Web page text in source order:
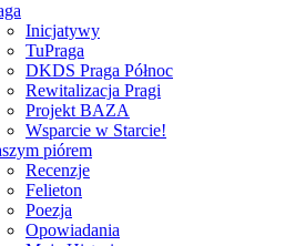
Inicjatywy
TuPraga
DKDS Praga Północ
Rewitalizacja Pragi
Projekt BAZA
Wsparcie w Starcie!
piórem
Recenzje
Felieton
Poezja
Opowiadania